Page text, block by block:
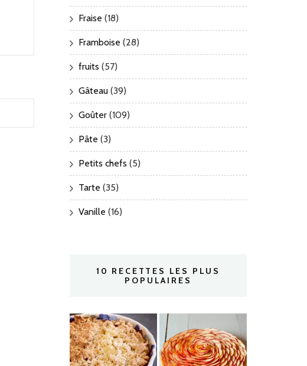
Fraise (18)
Framboise (28)
fruits (57)
Gâteau (39)
Goûter (109)
Pâte (3)
Petits chefs (5)
Tarte (35)
Vanille (16)
10 RECETTES LES PLUS
POPULAIRES